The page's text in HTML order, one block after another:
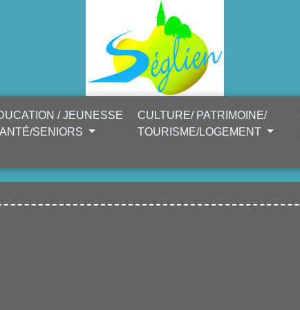
/ JEUNESSE
SENIORS
CULTURE/ PATRIMOINE/
TOURISME/LOGEMENT